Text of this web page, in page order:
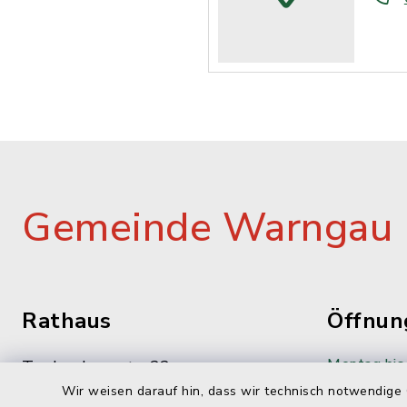
Wir weisen darauf hin, dass wir technisch
Gemeinde Warngau
Rathaus
Taubenbergstr. 33
83627 Oberwarngau
Montag
08:00-